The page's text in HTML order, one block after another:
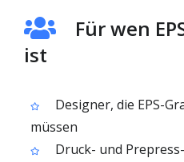
Für wen
ist
Designer, die EPS-
müssen
Druck- und